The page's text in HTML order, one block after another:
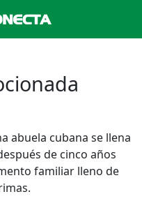
abuela cubana se llena
de cinco años
familiar lleno de